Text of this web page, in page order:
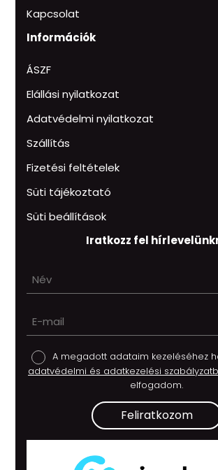
Kapcsolat
Információk
ÁSZF
Elállási nyilatkozat
Adatvédelmi nyilatkozat
Szállítás
Fizetési feltételek
Süti tájékoztató
Süti beállítások
Iratkozz fel
A megadott adataim kezeléséhez
adatvédelmi és adatkezelési
elfogadom.
Feliratkozom